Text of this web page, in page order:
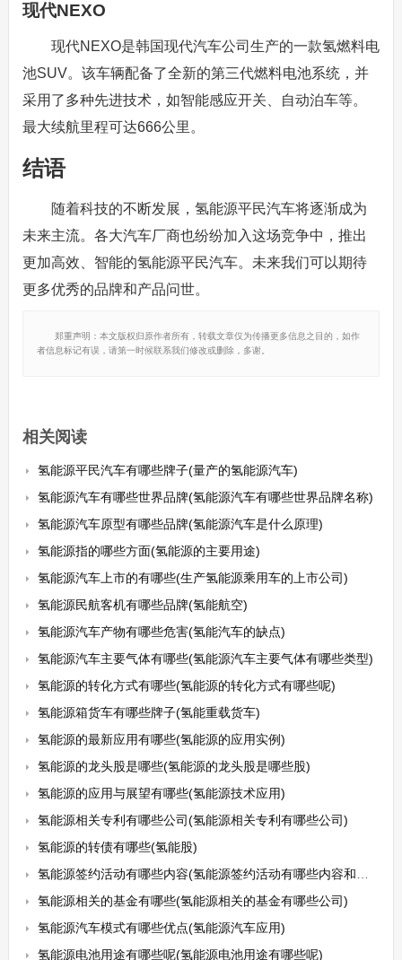
现代NEXO
现代NEXO是韩国现代汽车公司生产的一款氢燃料电
池SUV。该车辆配备了全新的第三代燃料电池系统，并
采用了多种先进技术，如智能感应开关、自动泊车等。
最大续航里程可达666公里。
结语
随着科技的不断发展，氢能源平民汽车将逐渐成为
未来主流。各大汽车厂商也纷纷加入这场竞争中，推出
更加高效、智能的氢能源平民汽车。未来我们可以期待
更多优秀的品牌和产品问世。
郑重声明：本文版权归原作者所有，转载文章仅为传播更多信息之目的，如作
者信息标记有误，请第一时候联系我们修改或删除，多谢。
相关阅读
氢能源平民汽车有哪些牌子(量产的氢能源汽车)
氢能源汽车有哪些世界品牌(氢能源汽车有哪些世界品牌名称)
氢能源汽车原型有哪些品牌(氢能源汽车是什么原理)
氢能源指的哪些方面(氢能源的主要用途)
氢能源汽车上市的有哪些(生产氢能源乘用车的上市公司)
氢能源民航客机有哪些品牌(氢能航空)
氢能源汽车产物有哪些危害(氢能汽车的缺点)
氢能源汽车主要气体有哪些(氢能源汽车主要气体有哪些类型)
氢能源的转化方式有哪些(氢能源的转化方式有哪些呢)
氢能源箱货车有哪些牌子(氢能重载货车)
氢能源的最新应用有哪些(氢能源的应用实例)
氢能源的龙头股是哪些(氢能源的龙头股是哪些股)
氢能源的应用与展望有哪些(氢能源技术应用)
氢能源相关专利有哪些公司(氢能源相关专利有哪些公司)
氢能源的转债有哪些(氢能股)
氢能源签约活动有哪些内容(氢能源签约活动有哪些内容和方法)
氢能源相关的基金有哪些(氢能源相关的基金有哪些公司)
氢能源汽车模式有哪些优点(氢能源汽车应用)
氢能源电池用途有哪些呢(氢能源电池用途有哪些呢)